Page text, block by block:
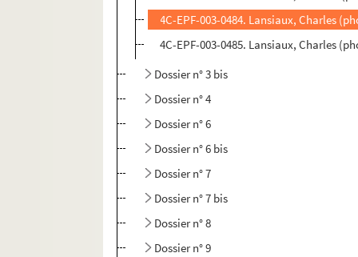
4C-EPF-003-0484. Lansiaux, Charles
4C-EPF-003-0485. Lansiaux, Charles
Dossier n° 3 bis
Dossier n° 4
Dossier n° 6
Dossier n° 6 bis
Dossier n° 7
Dossier n° 7 bis
Dossier n° 8
Dossier n° 9